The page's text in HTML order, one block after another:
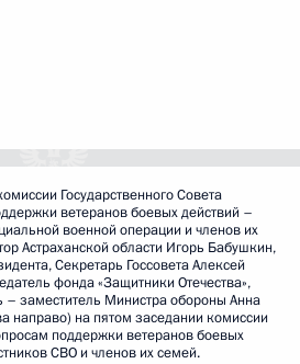
Государственного Совета
ветеранов боевых действий –
военной операции и членов их
Астраханской области Игорь Бабушкин,
Секретарь Госсовета Алексей
фонда «Защитники Отечества»,
– заместитель Министра обороны Анна
направо) на пятом заседании комиссии
поддержки ветеранов боевых
СВО и членов их семей.